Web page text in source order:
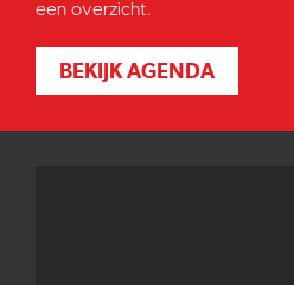
een overzicht.
BEKIJK AGENDA